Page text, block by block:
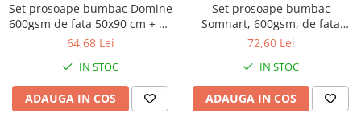
Set prosoape bumbac Domine
600gsm de fata 50x90 cm + de
corp 70x140 + de maini 30x50
64,68 Lei
IN STOC
ADAUGA IN COS
Set prosoape bumbac
Somnart, 600gsm, de fata
50x90 cm + de corp 70x140 +
72,60 Lei
IN STOC
ADAUGA IN COS